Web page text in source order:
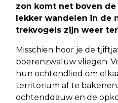
zon komt net boven
lekker wandelen in de
trekvogels zijn weer
Misschien hoor je de
boerenzwaluw vliegen.
hun ochtendlied om
territorium af te
ochtenddauw en de